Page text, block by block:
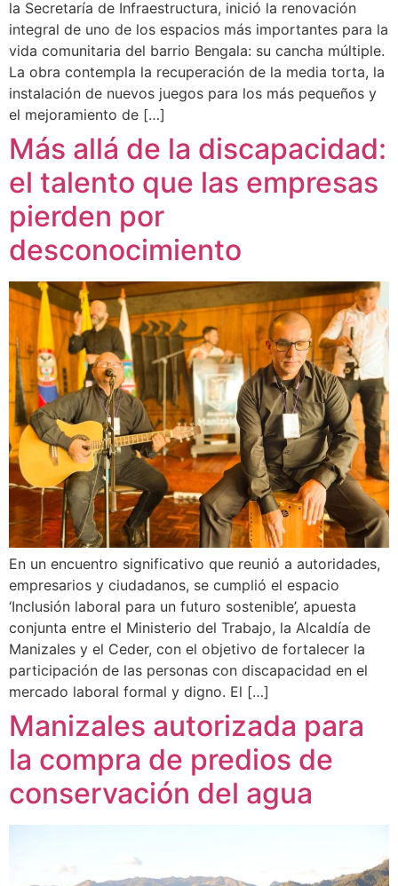
la Secretaría de Infraestructura, inició la renovación
integral de uno de los espacios más importantes para la
vida comunitaria del barrio Bengala: su cancha múltiple.
La obra contempla la recuperación de la media torta, la
instalación de nuevos juegos para los más pequeños y
el mejoramiento de […]
Más allá de la discapacidad:
el talento que las empresas
pierden por
desconocimiento
En un encuentro significativo que reunió a autoridades,
empresarios y ciudadanos, se cumplió el espacio
‘Inclusión laboral para un futuro sostenible’, apuesta
conjunta entre el Ministerio del Trabajo, la Alcaldía de
Manizales y el Ceder, con el objetivo de fortalecer la
participación de las personas con discapacidad en el
mercado laboral formal y digno. El […]
Manizales autorizada para
la compra de predios de
conservación del agua